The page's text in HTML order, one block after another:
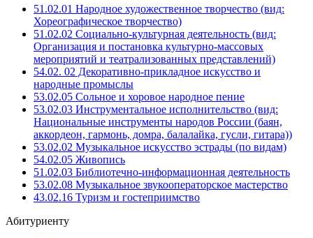
51.02.01 Народное художественное творчество (вид:
Хореографическое творчество)
51.02.02 Социально-культурная деятельность (вид:
Организация и постановка культурно-массовых
мероприятий и театрализованных представлений)
54.02. 02 Декоративно-прикладное искусство и
народные промыслы
53.02.05 Сольное и хоровое народное пение
53.02.03 Инструментальное исполнительство (вид:
Национальные инструменты народов России (баян,
аккордеон, гармонь, домра, балалайка, гусли, гитара))
53.02.02 Музыкальное искусство эстрады (по видам)
54.02.05 Живопись
51.02.03 Библиотечно-информационная деятельность
53.02.08 Музыкальное звукооператорское мастерство
43.02.16 Туризм и гостеприимство
Абитуриенту